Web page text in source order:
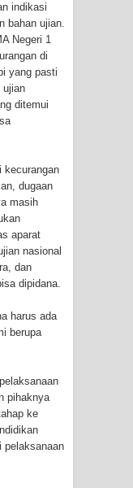
Di
Sentani
dengan
Laporan
Pemprov
Beasiswa
indikasi
bahan ujian.
Negeri 1
di
yang pasti
ujian
ditemui
kecurangan
dugaan
masih
aparat
nasional
dan
dipidana.
harus ada
berupa
pihaknya
ke
pelaksanaan